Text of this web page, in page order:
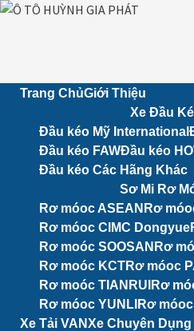
Trang ChủGiới Thiệu
Xe Đầu
Đầu kéo Mỹ International
Đầu kéo FAWĐầu kéo
Đầu kéo Các Hãng Khác
Sơ Mi Rơ
Rơ móoc ASEAN Rơ
Rơ móoc CIMC Dongyue
Rơ moóc SOOSAN Rơ
Rơ moóc KCTRơ móoc
Rơ moóc TIANRUI Rơ
Rơ móoc YUNLI Rơ
Xe Tải VANXe Chuyên Dụng